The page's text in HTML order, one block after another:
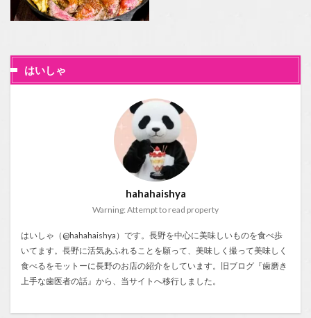
はいしゃ
hahahaishya
Warning: Attempt to read property
はいしゃ（@hahahaishya）です。長野を中心に美味しいものを食べ歩
いてます。長野に活気あふれることを願って、美味しく撮って美味しく
食べるをモットーに長野のお店の紹介をしています。旧ブログ『歯磨き
上手な歯医者の話 』から、当サイトへ移行しました。